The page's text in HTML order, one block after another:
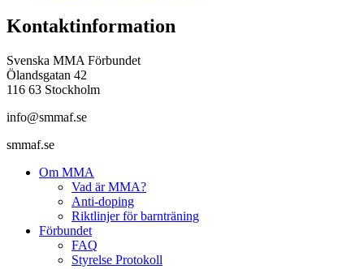
Kontaktinformation
Svenska MMA Förbundet
Ölandsgatan 42
116 63 Stockholm
info@smmaf.se
smmaf.se
Om MMA
Vad är MMA?
Anti-doping
Riktlinjer för barnträning
Förbundet
FAQ
Styrelse Protokoll